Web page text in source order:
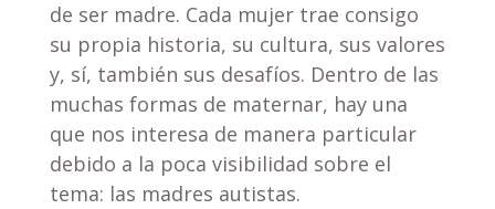
de ser madre. Cada mujer trae consigo
su propia historia, su cultura, sus valores
y, sí, también sus desafíos. Dentro de las
muchas formas de maternar, hay una
que nos interesa de manera particular
debido a la poca visibilidad sobre el
tema: las madres autistas.